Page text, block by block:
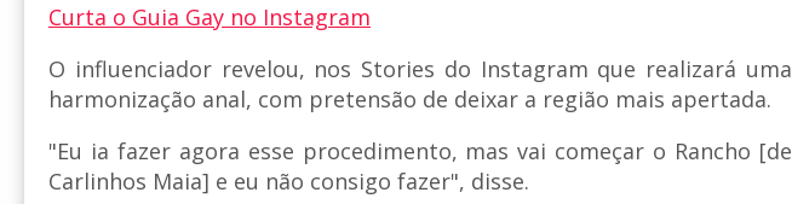
Curta o Guia Gay no Instagram
O influenciador revelou, nos Stories do Instagram que realizará uma
harmonização anal, com pretensão de deixar a região mais apertada.
"Eu ia fazer agora esse procedimento, mas vai começar o Rancho [de
Carlinhos Maia] e eu não consigo fazer", disse.